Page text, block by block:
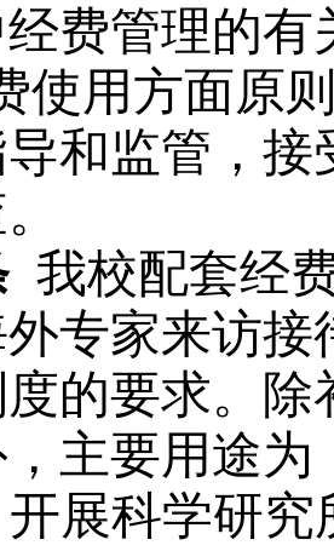
费管理的有
使用方面原
和监管，
我校配套经
专家来访
的要求。
主要用途为
开展科学研